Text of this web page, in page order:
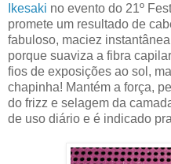
Ikesaki no evento do 21º
promete um resultado de
fabuloso, maciez
porque suaviza a fibra
fios de exposições ao sol,
chapinha! Mantém a força,
do frizz e selagem da
de uso diário e é indicado